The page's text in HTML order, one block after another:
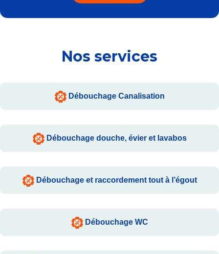
Nos services
Débouchage Canalisation
Débouchage douche, évier et lavabos
Débouchage et raccordement tout à l’égout
Débouchage WC